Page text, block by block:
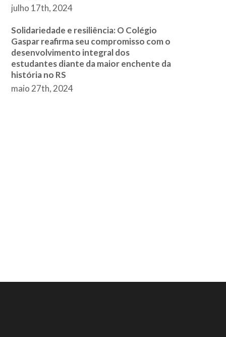
julho 17th, 2024
Solidariedade e resiliência: O Colégio
Gaspar reafirma seu compromisso com o
desenvolvimento integral dos
estudantes diante da maior enchente da
história no RS
maio 27th, 2024